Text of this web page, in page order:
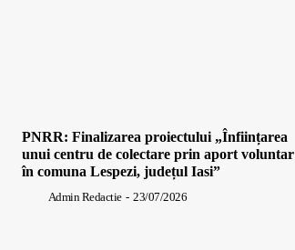
PNRR: Finalizarea proiectului „Înființarea
unui centru de colectare prin aport voluntar
în comuna Lespezi, județul Iasi”
Admin Redactie - 23/07/2026